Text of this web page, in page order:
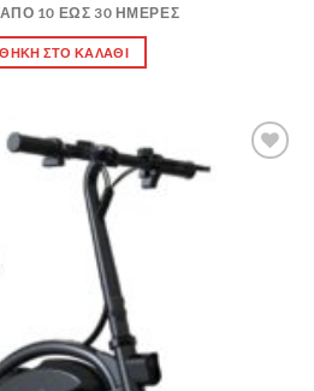
10 ΈΩΣ 30 ΗΜΈΡΕΣ
ΣΤΟ ΚΑΛΆΘΙ